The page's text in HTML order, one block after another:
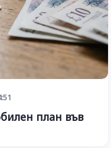
план във